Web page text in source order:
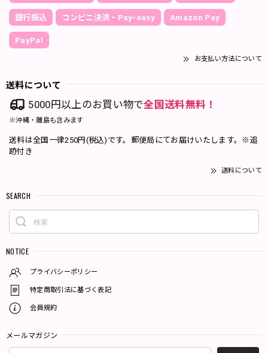
銀行振込 コンビニ決済・Pay-easy Amazon Pay
PayPal
お支払い方法について
送料について
5000円以上のお買い物で全国送料無料！
※沖縄・離島も含みます
送料は全国一律250円(税込)です。郵便局にてお届けいたします。※追
跡付き
送料について
SEARCH
NOTICE
プライバシーポリシー
特定商取引法に基づく表記
会員規約
メールマガジン